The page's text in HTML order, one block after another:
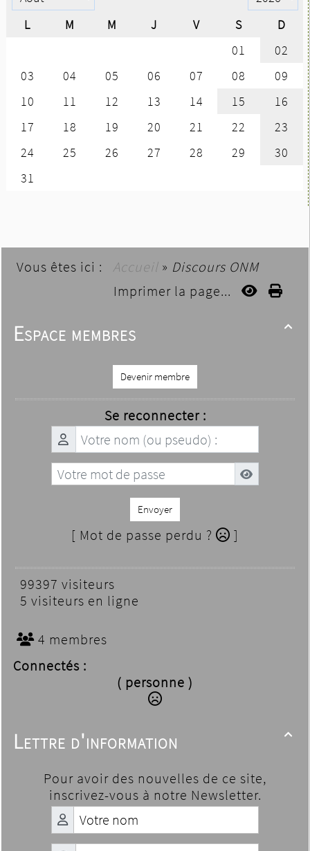
Vous êtes ici : Accueil » Discours ONM
Imprimer la page...

Espace membres
Devenir membre
Se reconnecter :
Envoyer
[ Mot de passe perdu ? ]
99397 visiteurs
5 visiteurs en ligne
4 membres
Connectés :
( personne )

Lettre d'information
Pour avoir des nouvelles de ce site,
inscrivez-vous à notre Newsletter.